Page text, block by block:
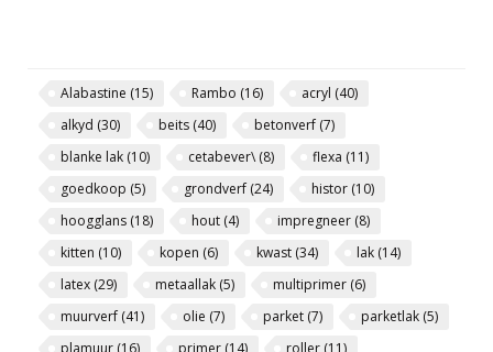
Alabastine (15) Rambo (16) acryl (40)
alkyd (30) beits (40) betonverf (7)
blanke lak (10) cetabever\(8) flexa (11)
goedkoop (5) grondverf (24) histor (10)
hoogglans (18) hout (4) impregneer (8)
kitten (10) kopen (6) kwast (34) lak (14)
latex (29) metaallak (5) multiprimer (6)
muurverf (41) olie (7) parket (7) parketlak (5)
plamuur (16) primer (14) roller (11)